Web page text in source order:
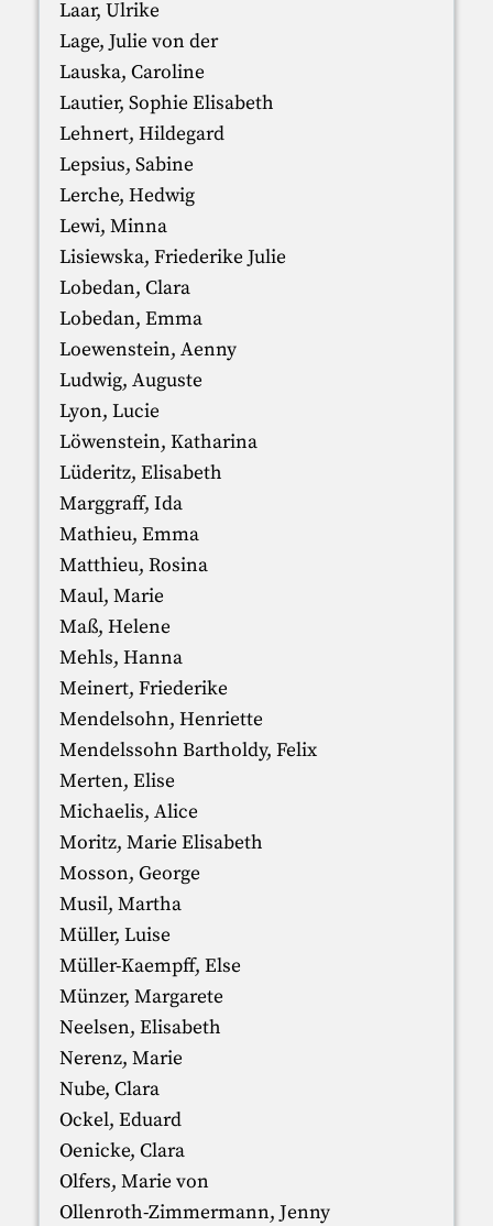
Laar, Ulrike
Lage, Julie von der
Lauska, Caroline
Lautier, Sophie Elisabeth
Lehnert, Hildegard
Lepsius, Sabine
Lerche, Hedwig
Lewi, Minna
Lisiewska, Friederike Julie
Lobedan, Clara
Lobedan, Emma
Loewenstein, Aenny
Ludwig, Auguste
Lyon, Lucie
Löwenstein, Katharina
Lüderitz, Elisabeth
Marggraff, Ida
Mathieu, Emma
Matthieu, Rosina
Maul, Marie
Maß, Helene
Mehls, Hanna
Meinert, Friederike
Mendelsohn, Henriette
Mendelssohn Bartholdy, Felix
Merten, Elise
Michaelis, Alice
Moritz, Marie Elisabeth
Mosson, George
Musil, Martha
Müller, Luise
Müller-Kaempff, Else
Münzer, Margarete
Neelsen, Elisabeth
Nerenz, Marie
Nube, Clara
Ockel, Eduard
Oenicke, Clara
Olfers, Marie von
Ollenroth-Zimmermann, Jenny